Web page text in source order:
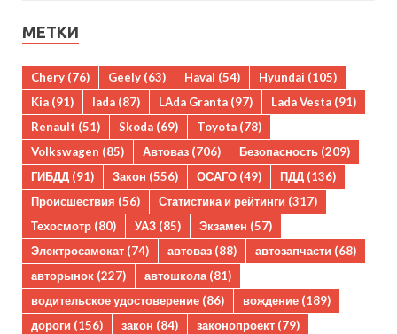
МЕТКИ
Chery (76) Geely (63) Haval (54) Hyundai (105)
Kia (91) lada (87) LAda Granta (97) Lada Vesta (91)
Renault (51) Skoda (69) Toyota (78)
Volkswagen (85) Автоваз (706) Безопасность (209)
ГИБДД (91) Закон (556) ОСАГО (49) ПДД (136)
Происшествия (56) Статистика и рейтинги (317)
Техосмотр (80) УАЗ (85) Экзамен (57)
Электросамокат (74) автоваз (88) автозапчасти (68)
авторынок (227) автошкола (81)
водительское удостоверение (86) вождение (189)
дороги (156) закон (84) законопроект (79)